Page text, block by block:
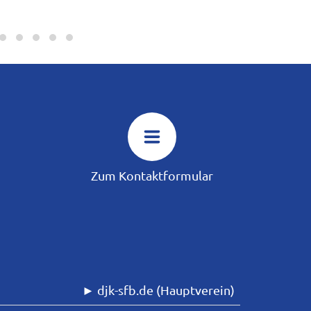
Zum Kontaktformular
► djk-sfb.de (Hauptverein)